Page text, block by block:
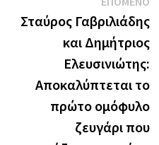
Σταύρος Γαβριλιάδης
και Δημήτριος
Ελευσινιώτης:
Αποκαλύπτεται το
πρώτο ομόφυλο
ζευγάρι που